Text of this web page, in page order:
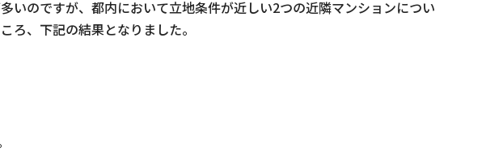
いのですが、都内において立地条件が近しい2つの近隣マンションについ
ろ、下記の結果となりました。